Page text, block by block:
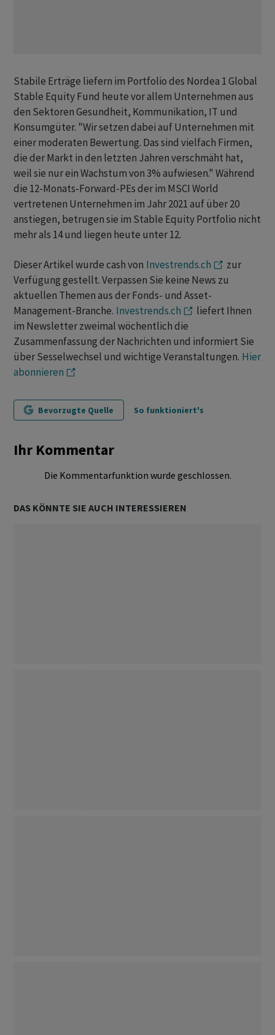
Stabile Erträge liefern im Portfolio des Nordea 1 Global
Stable Equity Fund heute vor allem Unternehmen aus
den Sektoren Gesundheit, Kommunikation, IT und
Konsumgüter. "Wir setzen dabei auf Unternehmen mit
einer moderaten Bewertung. Das sind vielfach Firmen,
die der Markt in den letzten Jahren verschmäht hat,
weil sie nur ein Wachstum von 3% aufwiesen." Während
die 12-Monats-Forward-PEs der im MSCI World
vertretenen Unternehmen im Jahr 2021 auf über 20
anstiegen, betrugen sie im Stable Equity Portfolio nicht
mehr als 14 und liegen heute unter 12.
Dieser Artikel wurde cash von Investrends.ch
zur
Verfügung gestellt. Verpassen Sie keine News zu
aktuellen Themen aus der Fonds- und Asset-
Management-Branche. Investrends.ch
liefert Ihnen
im Newsletter zweimal wöchentlich die
Zusammenfassung der Nachrichten und informiert Sie
über Sesselwechsel und wichtige Veranstaltungen. Hier
abonnieren
Bevorzugte Quelle So funktioniert's
Ihr Kommentar
Die Kommentarfunktion wurde geschlossen.
DAS KÖNNTE SIE AUCH INTERESSIEREN